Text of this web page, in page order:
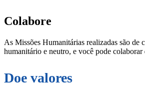
Colabore
As Missões Humanitárias realizadas são de
humanitário e neutro, e você pode colaborar
Doe valores